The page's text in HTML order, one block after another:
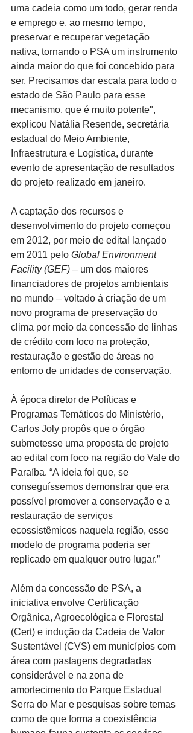
uma cadeia como um todo, gerar renda
e emprego e, ao mesmo tempo,
preservar e recuperar vegetação
nativa, tornando o PSA um instrumento
ainda maior do que foi concebido para
ser. Precisamos dar escala para todo o
estado de São Paulo para esse
mecanismo, que é muito potente",
explicou Natália Resende, secretária
estadual do Meio Ambiente,
Infraestrutura e Logística, durante
evento de apresentação de resultados
do projeto realizado em janeiro.
A captação dos recursos e
desenvolvimento do projeto começou
em 2012, por meio de edital lançado
em 2011 pelo Global Environment
Facility (GEF) – um dos maiores
financiadores de projetos ambientais
no mundo – voltado à criação de um
novo programa de preservação do
clima por meio da concessão de linhas
de crédito com foco na proteção,
restauração e gestão de áreas no
entorno de unidades de conservação.
À época diretor de Políticas e
Programas Temáticos do Ministério,
Carlos Joly propôs que o órgão
submetesse uma proposta de projeto
ao edital com foco na região do Vale do
Paraíba. “A ideia foi que, se
conseguíssemos demonstrar que era
possível promover a conservação e a
restauração de serviços
ecossistêmicos naquela região, esse
modelo de programa poderia ser
replicado em qualquer outro lugar.”
Além da concessão de PSA, a
iniciativa envolve Certificação
Orgânica, Agroecológica e Florestal
(Cert) e indução da Cadeia de Valor
Sustentável (CVS) em municípios com
área com pastagens degradadas
considerável e na zona de
amortecimento do Parque Estadual
Serra do Mar e pesquisas sobre temas
como de que forma a coexistência